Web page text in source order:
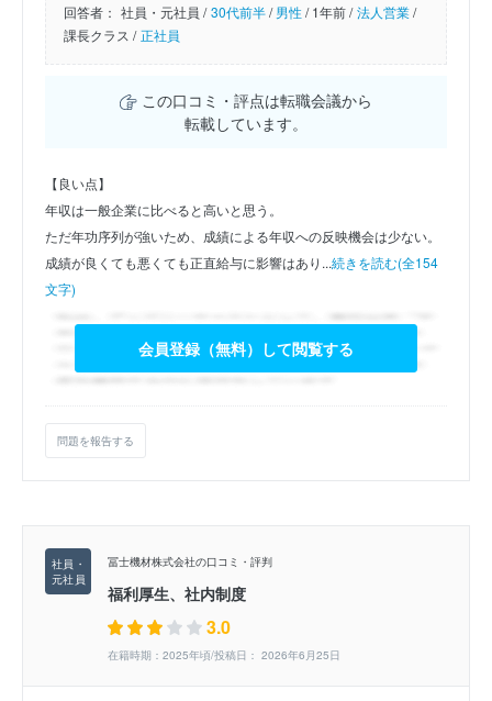
回答者： 社員・元社員 / 30代前半/男性/1年前 / 法人営業/
課長クラス / 正社員
この口コミ・評点は転職会議から
転載しています。
【良い点】
年収は一般企業に比べると高いと思う。
ただ年功序列が強いため、成績による年収への反映機会は少ない。
成績が良くても悪くても正直給与に影響はあり...続きを読む(全154
文字)
会員登録（無料）して閲覧する
問題を報告する
冨士機材株式会社の口コミ・評判
福利厚生、社内制度
3.0
在籍時期：2025年頃/投稿日： 2026年6月25日